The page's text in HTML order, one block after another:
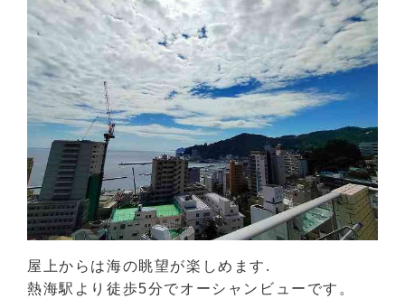
屋上からは海の眺望が楽しめます.
熱海駅より徒歩5分でオーシャンビューです。